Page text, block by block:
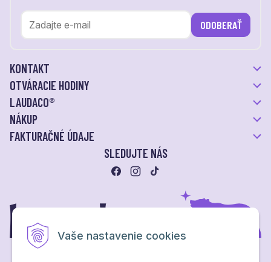
Vaše nastavenie cookies
ODOBERAŤ
KONTAKT
OTVÁRACIE HODINY
LAUDACO®
NÁKUP
FAKTURAČNÉ ÚDAJE
SLEDUJTE NÁS